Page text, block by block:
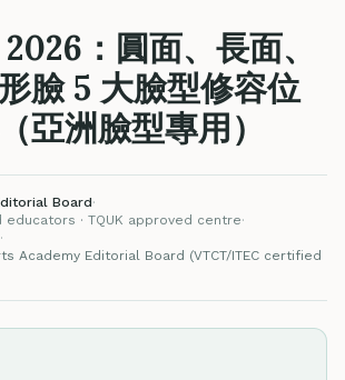
：圓面、長面、
臉 5 大臉型修容位
亞洲臉型專用）
Board·
educators · TQUK approved centre·
·
Academy Editorial Board (VTCT/ITEC certified